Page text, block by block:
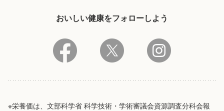
おいしい健康をフォローしよう
※栄養価は、文部科学省 科学技術・学術審議会資源調査分科会報